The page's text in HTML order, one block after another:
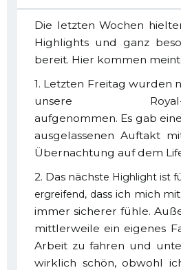
Die letzten Wochen
Highlights und ganz
bereit. Hier kommen
1. Letzten Freitag wurden
unsere Royal-
aufgenommen. Es gab
ausgelassenen Auftakt
Übernachtung auf dem
2. Das nächste Highlight ist
ergreifend, dass ich mich
immer sicherer fühle.
mittlerweile ein eigenes
Arbeit zu fahren und
wirklich schön, obwohl